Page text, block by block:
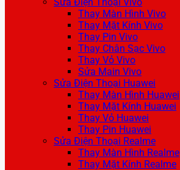
Thay Màn Hình Vivo
Thay Mặt Kính Vivo
Thay Pin Vivo
Thay Chân Sạc Vivo
Thay Vỏ Vivo
Sửa Main Vivo
Sửa Điện Thoại Huawei
Thay Màn Hình Huawei
Thay Mặt Kính Huawei
Thay Vỏ Huawei
Thay Pin Huawei
Sửa Điện Thoại Realme
Thay Màn Hình Realme
Thay Mặt Kính Realme